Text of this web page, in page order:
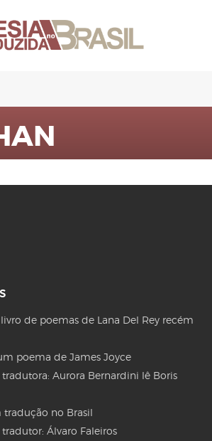
livro de poemas de Lana Del Rey recém
poema de James Joyce
Aurora Bernardini lê Boris
no Brasil
Álvaro Faleiros